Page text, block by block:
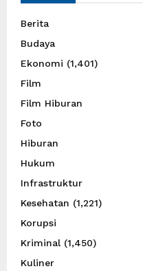
Berita
Budaya
Ekonomi (1,401)
Film
Film Hiburan
Foto
Hiburan
Hukum
Infrastruktur
Kesehatan (1,221)
Korupsi
Kriminal (1,450)
Kuliner